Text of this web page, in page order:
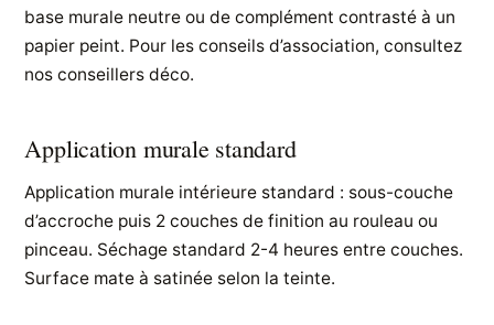
base murale neutre ou de complément contrasté à un
papier peint. Pour les conseils d’association, consultez
nos conseillers déco.
Application murale standard
Application murale intérieure standard : sous-couche
d’accroche puis 2 couches de finition au rouleau ou
pinceau. Séchage standard 2-4 heures entre couches.
Surface mate à satinée selon la teinte.